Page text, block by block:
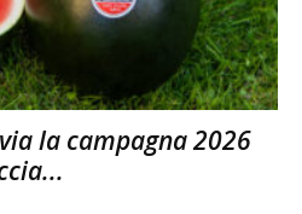
la campagna 2026